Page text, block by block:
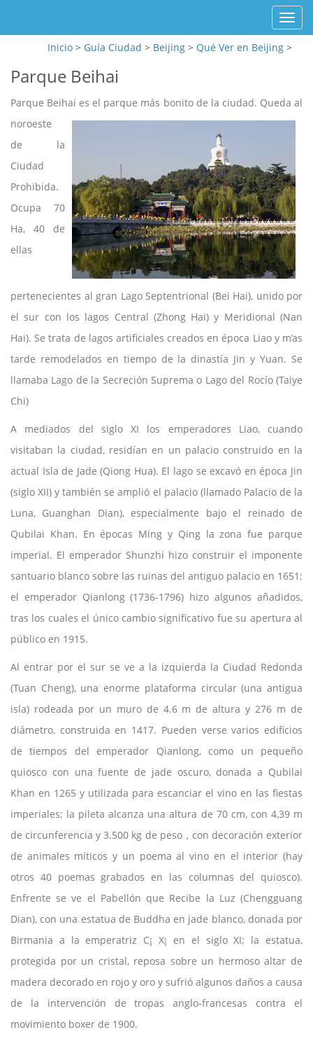
Inicio > Guía Ciudad > Beijing > Qué Ver en Beijing >
Parque Beihai
Parque Beihai es el parque más bonito de la ciudad. Queda al
noroeste
de la
Ciudad
Prohibida.
Ocupa 70
Ha, 40 de
ellas
pertenecientes al gran Lago Septentrional (Bei Hai), unido por
el sur con los lagos Central (Zhong Hai) y Meridional (Nan
Hai). Se trata de lagos artificiales creados en época Liao y m’as
tarde remodelados en tiempo de la dinastía Jin y Yuan. Se
llamaba Lago de la Secreción Suprema o Lago del Rocío (Taiye
Chi)
A mediados del siglo XI los emperadores Liao, cuando
visitaban la ciudad, residían en un palacio construido en la
actual Isla de Jade (Qiong Hua). El lago se excavó en época Jin
(siglo XII) y también se amplió el palacio (llamado Palacio de la
Luna, Guanghan Dian), especialmente bajo el reinado de
Qubilai Khan. En épocas Ming y Qing la zona fue parque
imperial. El emperador Shunzhi hizo construir el imponente
santuario blanco sobre las ruinas del antiguo palacio en 1651;
el emperador Qianlong (1736-1796) hizo algunos añadidos,
tras los cuales el único cambio significativo fue su apertura al
público en 1915.
Al entrar por el sur se ve a la izquierda la Ciudad Redonda
(Tuan Cheng), una enorme plataforma circular (una antigua
isla) rodeada por un muro de 4.6 m de altura y 276 m de
diámetro, construida en 1417. Pueden verse varios edificios
de tiempos del emperador Qianlong, como un pequeño
quiosco con una fuente de jade oscuro, donada a Qubilai
Khan en 1265 y utilizada para escanciar el vino en las fiestas
imperiales; la pileta alcanza una altura de 70 cm, con 4,39 m
de circunferencia y 3.500 kg de peso，con decoración exterior
de animales míticos y un poema al vino en el interior (hay
otros 40 poemas grabados en las columnas del quiosco).
Enfrente se ve el Pabellón que Recibe la Luz (Chengguang
Dian), con una estatua de Buddha en jade blanco, donada por
Birmania a la emperatriz C¡ X¡ en el siglo XI; la estatua,
protegida por un cristal, reposa sobre un hermoso altar de
madera decorado en rojo y oro y sufrió algunos daños a causa
de la intervención de tropas anglo-francesas contra el
movimiento boxer de 1900.